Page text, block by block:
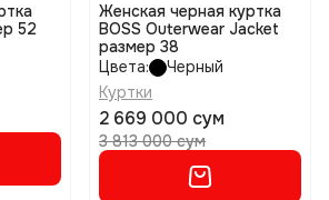
52
Женская черная куртка
BOSS Outerwear Jacket
размер 38
Цвета:
Черный
Куртки
2 669 000 сум
3 813 000 сум